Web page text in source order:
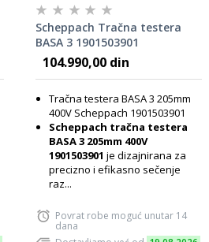
Scheppach Tračna testera
BASA 3 1901503901
104.990,00 din
Tračna testera BASA 3 205mm
400V Scheppach 1901503901
Scheppach tračna testera
BASA 3 205mm 400V
1901503901 je dizajnirana za
precizno i efikasno sečenje
raz...
Povrat robe moguć unutar 14
dana